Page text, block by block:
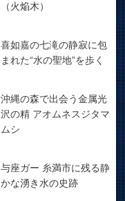
（火焔木）
喜如嘉の七滝の静寂に包
まれた“水の聖地”を歩く
沖縄の森で出会う金属光
沢の精 アオムネスジタマ
ムシ
与座ガー 糸満市に残る静
かな湧き水の史跡